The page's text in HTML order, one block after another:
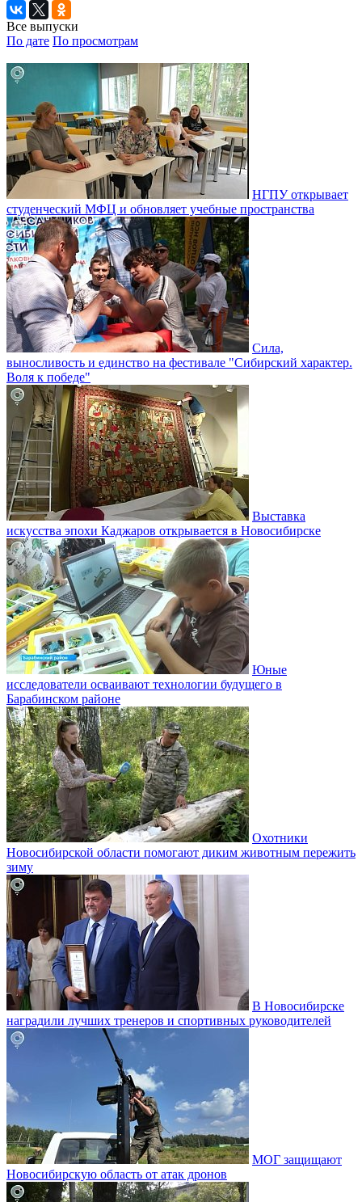
Все выпуски
По дате По просмотрам
НГПУ открывает
студенческий МФЦ и обновляет учебные пространства
Сила,
выносливость и единство на фестивале "Сибирский характер.
Воля к победе"
Выставка
искусства эпохи Каджаров открывается в Новосибирске
Юные
исследователи осваивают технологии будущего в
Барабинском районе
Охотники
Новосибирской области помогают диким животным пережить
зиму
В Новосибирске
наградили лучших тренеров и спортивных руководителей
МОГ защищают
Новосибирскую область от атак дронов